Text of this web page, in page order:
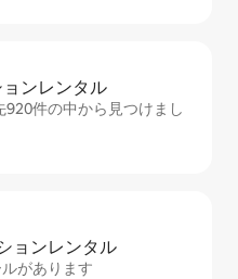
ンレ⁠ン⁠タ⁠ル
件の中から見つけまし
ョ⁠ンレ⁠ン⁠タ⁠ル
があります